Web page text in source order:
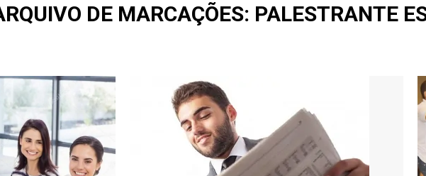
DE MARCAÇÕES: PALESTRANTE